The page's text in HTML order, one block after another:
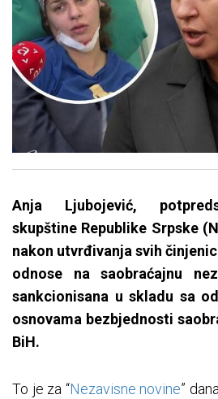
Anja Ljubojević,
skupštine Republike Srpske
nakon utvrđivanja svih
odnose na saobraćajnu
sankcionisana u skladu sa
osnovama bezbjednosti
BiH.
To je za “Nezavisne novine”